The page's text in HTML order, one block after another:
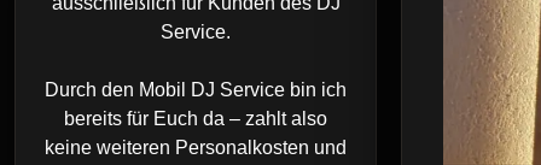
Service.
Durch den Mobil DJ Service bin ich
bereits für Euch da – zahlt also
keine weiteren Personalkosten und